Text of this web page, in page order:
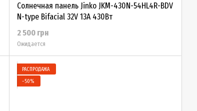
Солнечная панель Jinko JKM-430N-54HL4R-BDV
N-type Bifacial 32V 13А 430Вт
2 500 грн
Ожидается
РАСПРОДАЖА
−50%